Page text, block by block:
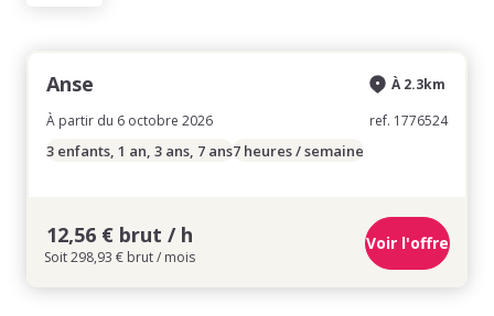
Anse
À partir du 6 octobre 2026
À 2.3km
ref. 1776524
3 enfants, 1 an, 3 ans, 7 ans7 heures / semaine
12,56 € brut / h
Soit 298,93 € brut / mois
Voir l'offre